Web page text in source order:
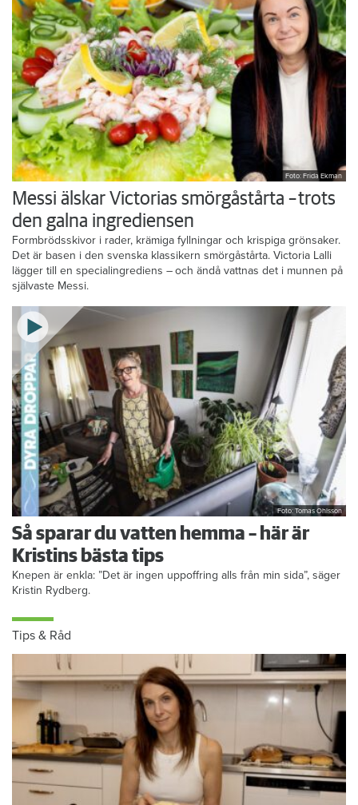
Foto: Frida Ekman
Messi älskar Victorias smörgåstårta – trots
den galna ingrediensen
Formbrödsskivor i rader, krämiga fyllningar och krispiga grönsaker.
Det är basen i den svenska klassikern smörgåstårta. Victoria Lalli
lägger till en specialingrediens – och ändå vattnas det i munnen på
självaste Messi.
Foto: Tomas Ohlsson
Så sparar du vatten hemma – här är
Kristins bästa tips
Knepen är enkla: ”Det är ingen uppoffring alls från min sida”, säger
Kristin Rydberg.
Tips & Råd